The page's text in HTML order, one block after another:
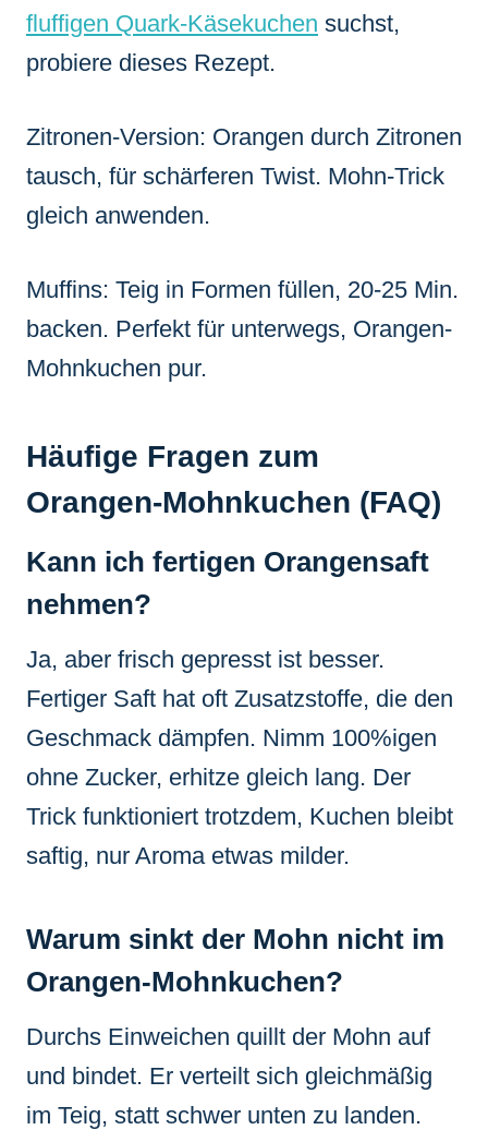
fluffigen Quark-Käsekuchen suchst,
probiere dieses Rezept.
Zitronen-Version: Orangen durch Zitronen
tausch, für schärferen Twist. Mohn-Trick
gleich anwenden.
Muffins: Teig in Formen füllen, 20-25 Min.
backen. Perfekt für unterwegs, Orangen-
Mohnkuchen pur.
Häufige Fragen zum
Orangen-Mohnkuchen (FAQ)
Kann ich fertigen Orangensaft
nehmen?
Ja, aber frisch gepresst ist besser.
Fertiger Saft hat oft Zusatzstoffe, die den
Geschmack dämpfen. Nimm 100%igen
ohne Zucker, erhitze gleich lang. Der
Trick funktioniert trotzdem, Kuchen bleibt
saftig, nur Aroma etwas milder.
Warum sinkt der Mohn nicht im
Orangen-Mohnkuchen?
Durchs Einweichen quillt der Mohn auf
und bindet. Er verteilt sich gleichmäßig
im Teig, statt schwer unten zu landen.